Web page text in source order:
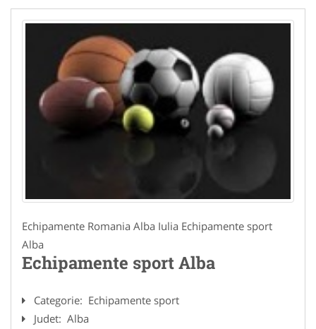
Echipamente Romania Alba Iulia Echipamente sport
Alba
Echipamente sport Alba
Categorie: Echipamente sport
Judet: Alba